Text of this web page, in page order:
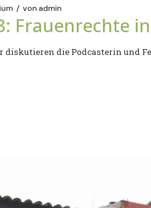
von admin
Frauenrechte
diskutieren die Podcasterin und